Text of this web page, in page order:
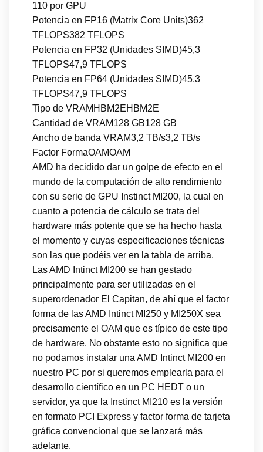
110 por GPU
Potencia en FP16 (Matrix Core Units)362
TFLOPS382 TFLOPS
Potencia en FP32 (Unidades SIMD)45,3
TFLOPS47,9 TFLOPS
Potencia en FP64 (Unidades SIMD)45,3
TFLOPS47,9 TFLOPS
Tipo de VRAMHBM2EHBM2E
Cantidad de VRAM128 GB128 GB
Ancho de banda VRAM3,2 TB/s3,2 TB/s
Factor FormaOAMOAM
AMD ha decidido dar un golpe de efecto en el
mundo de la computación de alto rendimiento
con su serie de GPU Instinct MI200, la cual en
cuanto a potencia de cálculo se trata del
hardware más potente que se ha hecho hasta
el momento y cuyas especificaciones técnicas
son las que podéis ver en la tabla de arriba.
Las AMD Intinct MI200 se han gestado
principalmente para ser utilizadas en el
superordenador El Capitan, de ahí que el factor
forma de las AMD Intinct MI250 y MI250X sea
precisamente el OAM que es típico de este tipo
de hardware. No obstante esto no significa que
no podamos instalar una AMD Intinct MI200 en
nuestro PC por si queremos emplearla para el
desarrollo científico en un PC HEDT o un
servidor, ya que la Instinct MI210 es la versión
en formato PCI Express y factor forma de tarjeta
gráfica convencional que se lanzará más
adelante.